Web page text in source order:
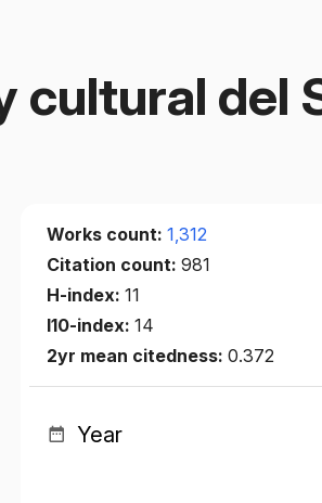
cultural del
Works count:1,312
Citation count:981
H-index:11
I10-index:14
2yr mean citedness:0.372
Year